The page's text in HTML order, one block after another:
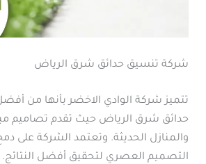
شركة تنسيق حدائق شرق الرياض
تتميز شركة الوادي الاخضر بأنها من
حدائق شرق الرياض حيث تقدم تصاميم
والمنازل الحديثة. وتعتمد الشركة على
التصميم العصري لتحقيق أفضل النتائج.